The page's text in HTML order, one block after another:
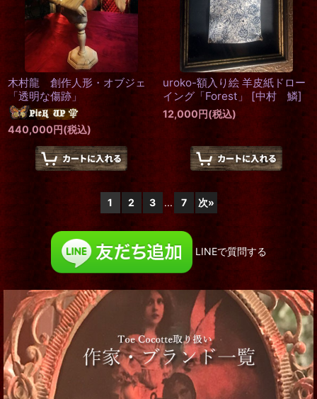
木村龍 創作人形・オブジェ
「透明な傷跡」
440,000円(税込)
uroko-額入り絵 羊皮紙ドロー
イング「Forest」
[中村 鱗]
12,000円(税込)
1 2 3 ... 7 次»
LINEで質問する